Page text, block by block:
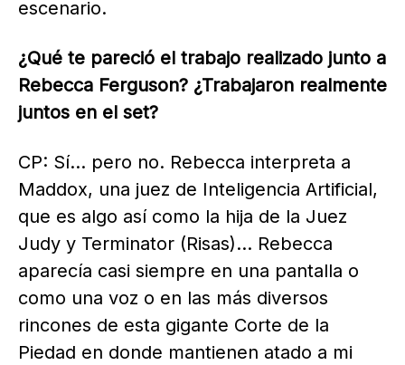
escenario.
¿Qué te pareció el trabajo realizado junto a
Rebecca Ferguson? ¿Trabajaron realmente
juntos en el set?
CP: Sí… pero no. Rebecca interpreta a
Maddox, una juez de Inteligencia Artificial,
que es algo así como la hija de la Juez
Judy y Terminator (Risas)… Rebecca
aparecía casi siempre en una pantalla o
como una voz o en las más diversos
rincones de esta gigante Corte de la
Piedad en donde mantienen atado a mi